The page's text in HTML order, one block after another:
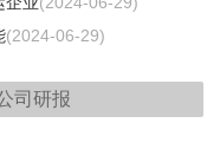
(2024-06-29)
司研报